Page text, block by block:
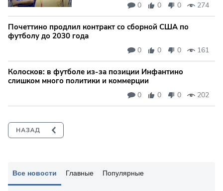
Все новости Главные Популярные
0 0 0 274
Почеттино продлил контракт со сборной США по
футболу до 2030 года
0 0 0 161
Колосков: в футболе из-за позиции Инфантино
слишком много политики и коммерции
0 0 0 202